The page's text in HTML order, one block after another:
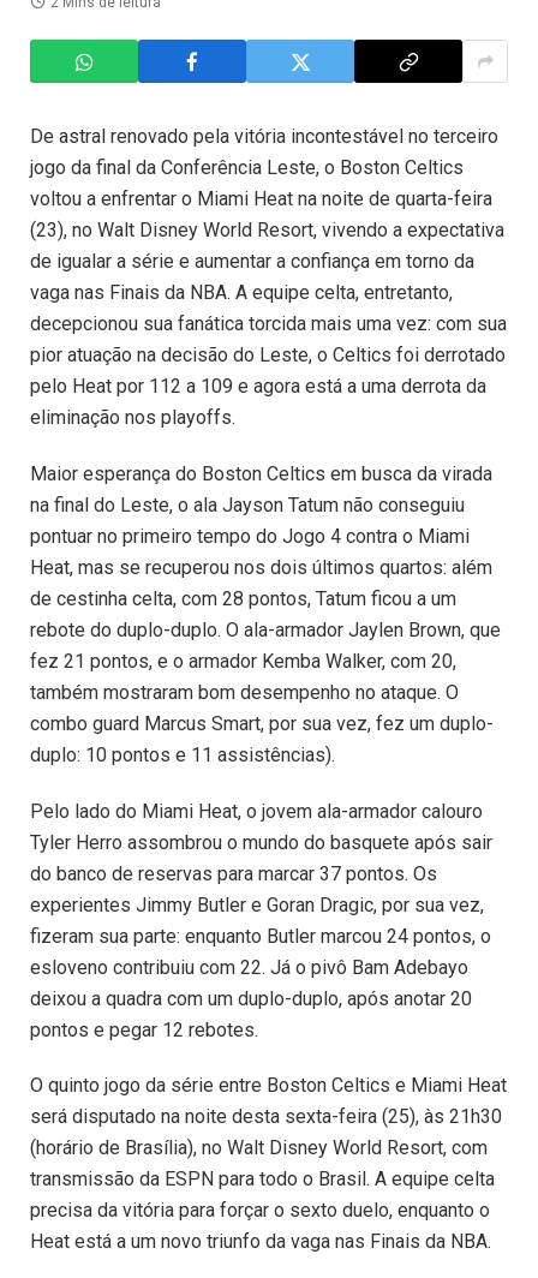
De astral renovado pela vitória incontestável no terceiro
jogo da final da Conferência Leste, o Boston Celtics
voltou a enfrentar o Miami Heat na noite de quarta-feira
(23), no Walt Disney World Resort, vivendo a expectativa
de igualar a série e aumentar a confiança em torno da
vaga nas Finais da NBA. A equipe celta, entretanto,
decepcionou sua fanática torcida mais uma vez: com sua
pior atuação na decisão do Leste, o Celtics foi derrotado
pelo Heat por 112 a 109 e agora está a uma derrota da
eliminação nos playoffs.
Maior esperança do Boston Celtics em busca da virada
na final do Leste, o ala Jayson Tatum não conseguiu
pontuar no primeiro tempo do Jogo 4 contra o Miami
Heat, mas se recuperou nos dois últimos quartos: além
de cestinha celta, com 28 pontos, Tatum ficou a um
rebote do duplo-duplo. O ala-armador Jaylen Brown, que
fez 21 pontos, e o armador Kemba Walker, com 20,
também mostraram bom desempenho no ataque. O
combo guard Marcus Smart, por sua vez, fez um duplo-
duplo: 10 pontos e 11 assistências).
Pelo lado do Miami Heat, o jovem ala-armador calouro
Tyler Herro assombrou o mundo do basquete após sair
do banco de reservas para marcar 37 pontos. Os
experientes Jimmy Butler e Goran Dragic, por sua vez,
fizeram sua parte: enquanto Butler marcou 24 pontos, o
esloveno contribuiu com 22. Já o pivô Bam Adebayo
deixou a quadra com um duplo-duplo, após anotar 20
pontos e pegar 12 rebotes.
O quinto jogo da série entre Boston Celtics e Miami Heat
será disputado na noite desta sexta-feira (25), às 21h30
(horário de Brasília), no Walt Disney World Resort, com
transmissão da ESPN para todo o Brasil. A equipe celta
precisa da vitória para forçar o sexto duelo, enquanto o
Heat está a um novo triunfo da vaga nas Finais da NBA.